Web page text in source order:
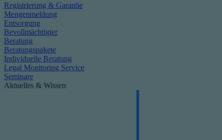
Registrierung & Garantie
Mengenmeldung
Entsorgung
Bevollmächtigter
Beratung
Beratungspakete
Individuelle Beratung
Legal Monitoring Service
Seminare
Aktuelles & Wissen